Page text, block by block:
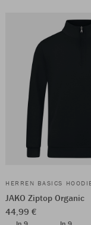
HERREN BASICS
JAKO Ziptop Organic
44,99 €